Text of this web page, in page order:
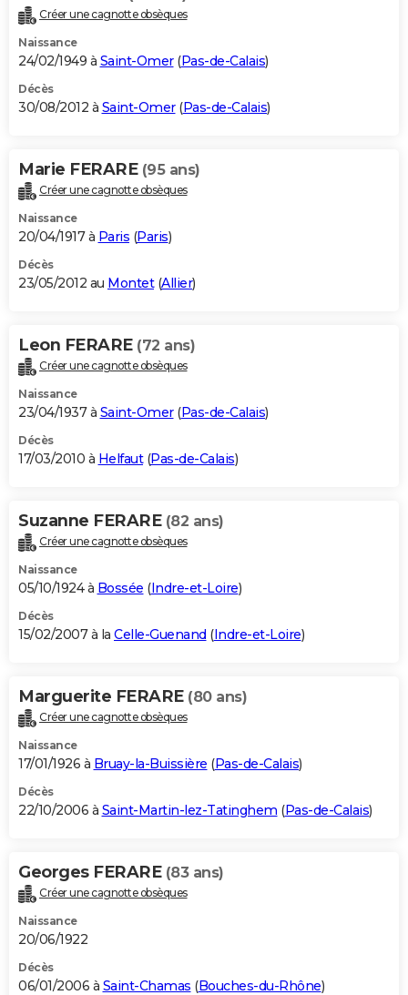
Créer une cagnotte obsèques
Naissance
24/02/1949 à Saint-Omer(Pas-de-Calais)
Décès
30/08/2012 à Saint-Omer(Pas-de-Calais)
Marie FERARE (95 ans)
Créer une cagnotte obsèques
Naissance
20/04/1917 à Paris (Paris)
Décès
23/05/2012 au Montet(Allier)
Leon FERARE (72 ans)
Créer une cagnotte obsèques
Naissance
23/04/1937 à Saint-Omer(Pas-de-Calais)
Décès
17/03/2010 à Helfaut(Pas-de-Calais)
Suzanne FERARE (82 ans)
Créer une cagnotte obsèques
Naissance
05/10/1924 à Bossée (Indre-et-Loire)
Décès
15/02/2007 à la Celle-Guenand (Indre-et-Loire)
Marguerite FERARE (80 ans)
Créer une cagnotte obsèques
Naissance
17/01/1926 à Bruay-la-Buissière (Pas-de-Calais)
Décès
22/10/2006 à Saint-Martin-lez-Tatinghem (Pas-de-Calais)
Georges FERARE (83 ans)
Créer une cagnotte obsèques
Naissance
20/06/1922
Décès
06/01/2006 à Saint-Chamas (Bouches-du-Rhône)